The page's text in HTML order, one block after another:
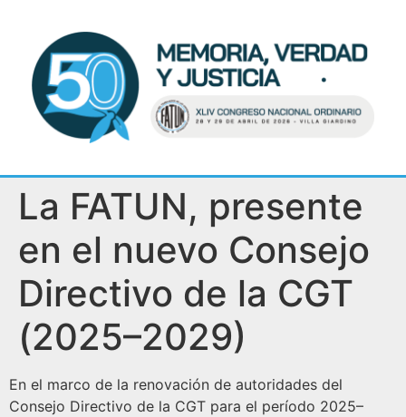
La FATUN, presente
en el nuevo Consejo
Directivo de la CGT
(2025–2029)
En el marco de la renovación de autoridades del
Consejo Directivo de la CGT para el período 2025–